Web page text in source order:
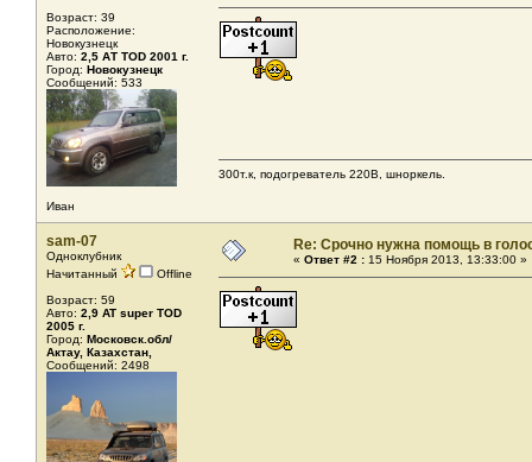
Возраст: 39
Расположение:
Новокузнецк
Авто: 2,5 АТ TOD 2001 г.
Город: Новокузнецк
Сообщений: 533
Иван
300т.к, подогреватель 220В, шноркель.
sam-07
Одноклубник
Начитанный
Offline
Возраст: 59
Авто: 2,9 AT super TOD
2005 г.
Город: Московск.обл/
Актау, Казахстан,
Сообщений: 2498
Re: Срочно нужна помощь в
« Ответ #2 : 15 Ноября 2013, 13:33:00 »